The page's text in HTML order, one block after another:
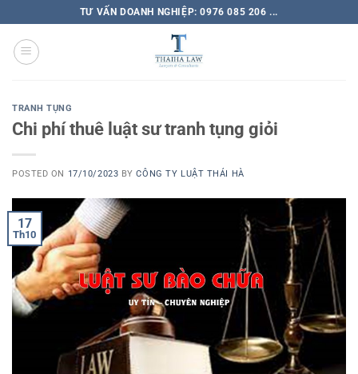
TƯ VẤN DOANH NGHIỆP: 0976 085 206 ...
TRANH TỤNG
Chi phí thuê luật sư tranh tụng giỏi
POSTED ON 17/10/2023 BYCÔNG TY LUẬT THÁI HÀ
17
Th10